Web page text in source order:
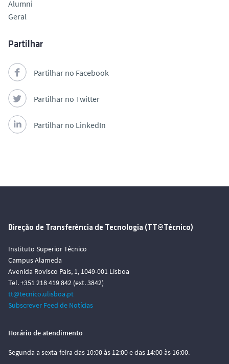
Alumni
Geral
Partilhar
Partilhar no Facebook
Partilhar no Twitter
Partilhar no LinkedIn
Direção de Transferência de Tecnologia (TT@Técnico)
Instituto Superior Técnico
Campus Alameda
Avenida Rovisco Pais, 1, 1049-001 Lisboa
Tel. +351 218 419 842 (ext. 3842)
tt@tecnico.ulisboa.pt
Subscrever Feed de Notícias
Horário de atendimento
Segunda a sexta-feira das 10:00 às 12:00 e das 14:00 às 16:00.